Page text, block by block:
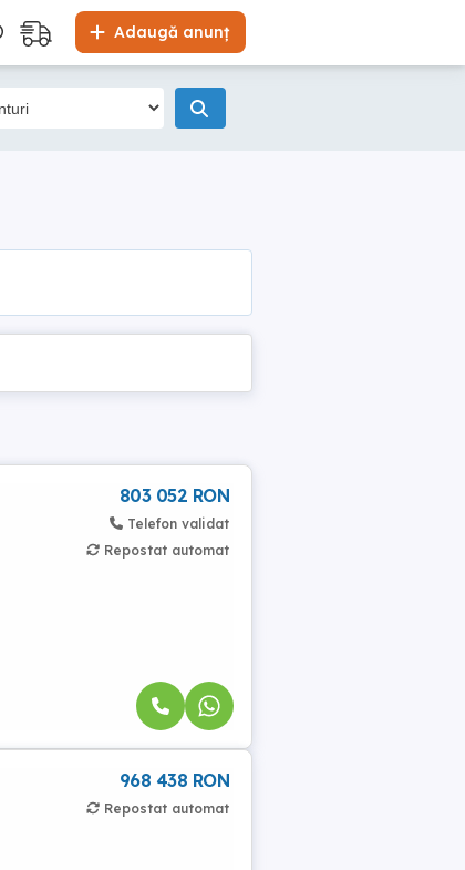
Adaugă anunț
803 052 RON
Telefon validat
Repostat automat
968 438 RON
Repostat automat